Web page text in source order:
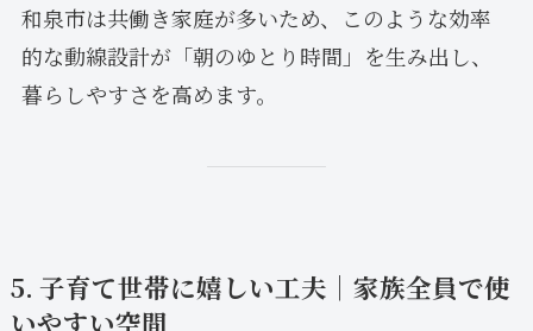
和泉市は共働き家庭が多いため、このような効率
的な動線設計が「朝のゆとり時間」を生み出し、
暮らしやすさを高めます。
5. 子育て世帯に嬉しい工夫｜家族全員で使
いやすい空間